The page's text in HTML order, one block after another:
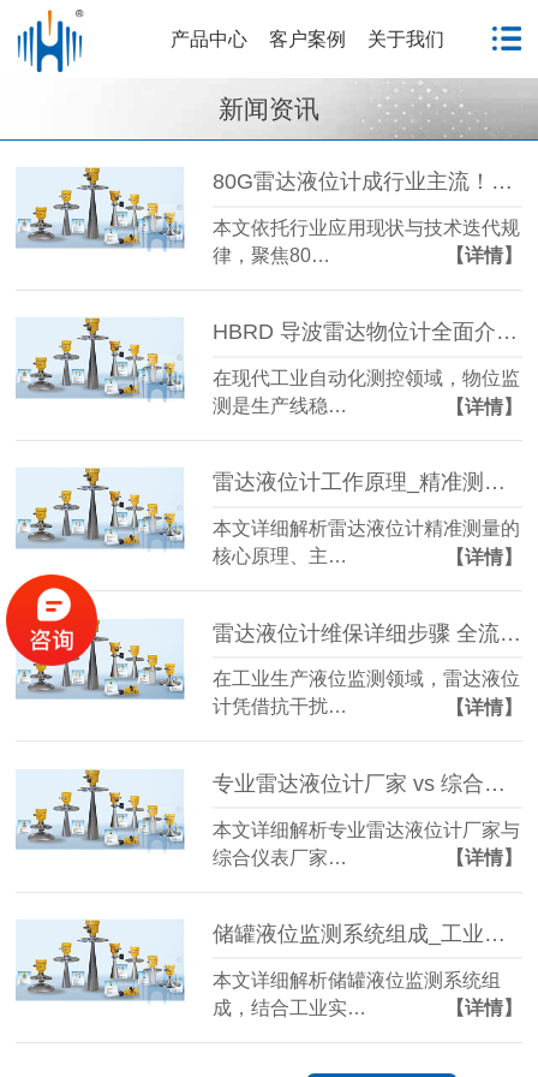
产品中心 客户案例 关于我们
新闻资讯
80G雷达液位计成行业主流！国产雷达液位计五大发展趋势解析
本文依托行业应用现状与技术迭代规
律，聚焦80…
【详情】
HBRD 导波雷达物位计全面介绍、应用场景及核心优势
在现代工业自动化测控领域，物位监
测是生产线稳…
【详情】
雷达液位计工作原理_精准测量储罐液位的方法-毫米级精度保障
本文详细解析雷达液位计精准测量的
核心原理、主…
【详情】
雷达液位计维保详细步骤 全流程实操指南（慧博新锐）
在工业生产液位监测领域，雷达液位
计凭借抗干扰…
【详情】
专业雷达液位计厂家 vs 综合仪表厂家 选型指南-官网
本文详细解析专业雷达液位计厂家与
综合仪表厂家…
【详情】
储罐液位监测系统组成_工业液位监测系统结构详解
本文详细解析储罐液位监测系统组
成，结合工业实…
【详情】